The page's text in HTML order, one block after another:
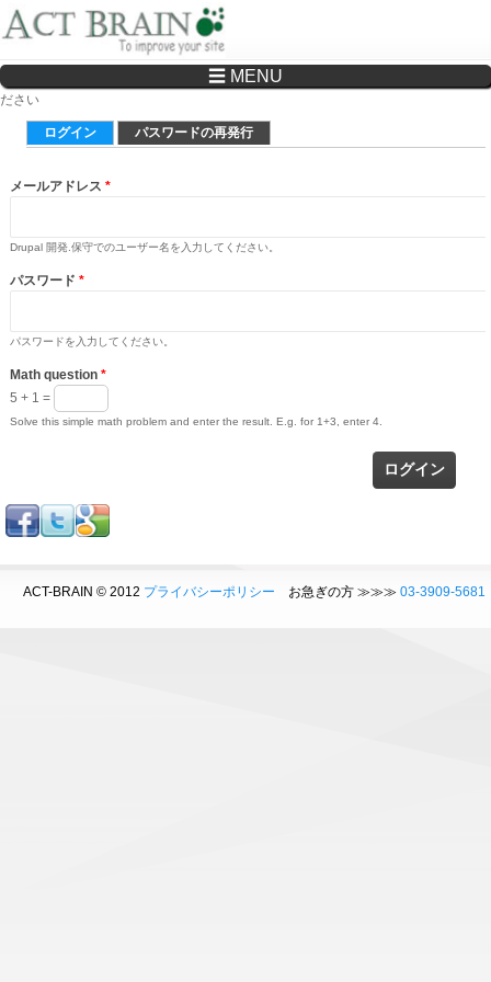
Drupalサイトの制作・保守をどこに頼んでいいか分からない方へ…まずはご相談く
ださい
☰ MENU
プライマリータブ
ログイン (アクティブなタブ)
パスワードの再発行
メールアドレス *
Drupal 開発.保守でのユーザー名を入力してください。
パスワード *
パスワードを入力してください。
Math question *
5 + 1 =
Solve this simple math problem and enter the result. E.g. for 1+3, enter 4.
ACT-BRAIN © 2012 プライバシーポリシー お急ぎの方 ≫≫≫ 03-3909-5681